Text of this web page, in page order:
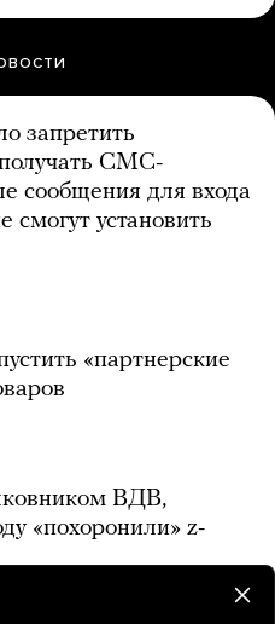
запретить
СМС-
сообщения для входа
смогут установить
«партнерские
ВДВ,
«похоронили» z-